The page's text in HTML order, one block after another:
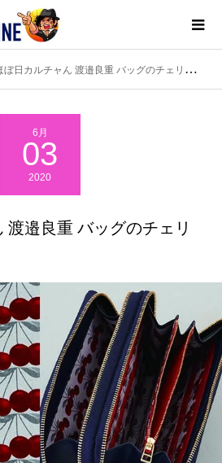
ぼ日カルチャん 渡邉良重 バッグのチェリーに情緒あり
6月
03
2020
渡邉良重 バッグのチェリ